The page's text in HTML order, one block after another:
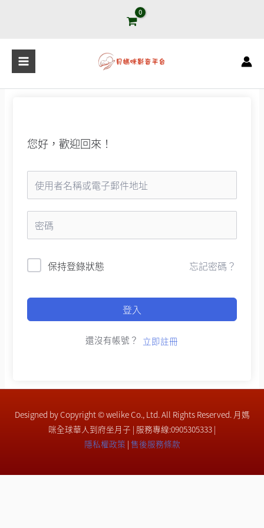
容
您好，歡迎回來！
保持登錄狀態 忘記密碼？
登入
還沒有帳號？ 立即註冊
Designed by Copyright © welike Co., Ltd. All Rights Reserved. 月媽
咪全球華人到府坐月子 | 服務專線:0905305333 |
隱私權政策 | 售後服務條款